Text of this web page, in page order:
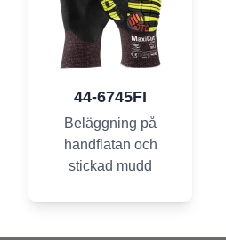
44-6745FI
Beläggning på
handflatan och
stickad mudd